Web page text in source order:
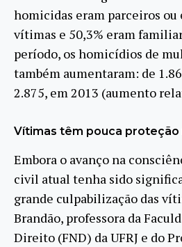
homicidas eram parceiros ou
vítimas e 50,3% eram
período, os homicídios de
também aumentaram: de
2.875, em 2013 (aumento
Vítimas têm pouca proteção
Embora o avanço na
civil atual tenha sido
grande culpabilização das
Brandão, professora da
Direito (FND) da UFRJ e do